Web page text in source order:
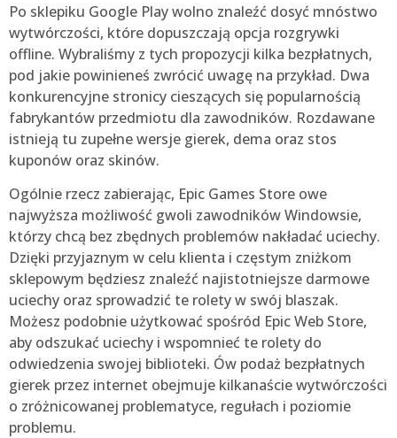
Po sklepiku Google Play wolno znaleźć dosyć mnóstwo
wytwórczości, które dopuszczają opcja rozgrywki
offline. Wybraliśmy z tych propozycji kilka bezpłatnych,
pod jakie powinieneś zwrócić uwagę na przykład. Dwa
konkurencyjne stronicy cieszących się popularnością
fabrykantów przedmiotu dla zawodników. Rozdawane
istnieją tu zupełne wersje gierek, dema oraz stos
kuponów oraz skinów.
Ogólnie rzecz zabierając, Epic Games Store owe
najwyższa możliwość gwoli zawodników Windowsie,
którzy chcą bez zbędnych problemów nakładać uciechy.
Dzięki przyjaznym w celu klienta i częstym zniżkom
sklepowym będziesz znaleźć najistotniejsze darmowe
uciechy oraz sprowadzić te rolety w swój blaszak.
Możesz podobnie użytkować spośród Epic Web Store,
aby odszukać uciechy i wspomnieć te rolety do
odwiedzenia swojej biblioteki. Ów podaż bezpłatnych
gierek przez internet obejmuje kilkanaście wytwórczości
o zróżnicowanej problematyce, regułach i poziomie
problemu.